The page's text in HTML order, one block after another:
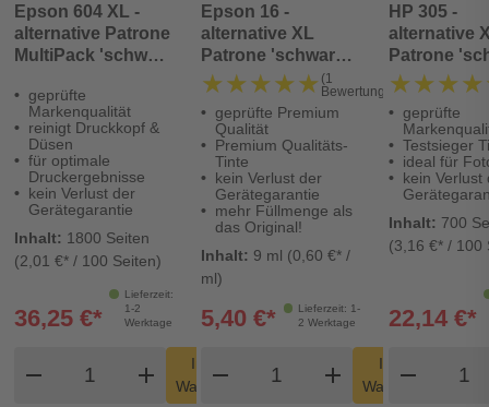
Epson 604 XL -
alternative Patrone
MultiPack 'schwarz
gelb' - Digital
Revolution
geprüfte
Markenqualität
reinigt Druckkopf &
Düsen
für optimale
Druckergebnisse
kein Verlust der
Gerätegarantie
Inhalt: 1800 Seiten
(2,01 €* / 100 Seiten)
Lieferzeit:
1-2
Werktage
36,25 €*
remove
Produkt Warenkorb Menge
add
In den
Warenkorb
shopping_cart
Epson 16 -
alternative XL
Patrone 'schwarz'
14,6 ml | 500 Seiten
- Digital Revolution
★★★★★
★★★★★ (1
Bewertung)
geprüfte Premium
Qualität
Premium Qualitäts-
Tinte
kein Verlust der
Gerätegarantie
mehr Füllmenge als
das Original!
Inhalt: 9 ml (0,60 €* /
ml)
Lieferzeit: 1-
2 Werktage
5,40 €*
remove
Produkt Warenkorb
add
In den
Warenkorb
shopping_cart
HP 305 -
alternative
Patrone
18 ml | 700
Digital
geprüfte
Testsieger
ideal für
kein Verlust
Inhalt: 700
(3,16 €* / 100
22,14 €*
remove